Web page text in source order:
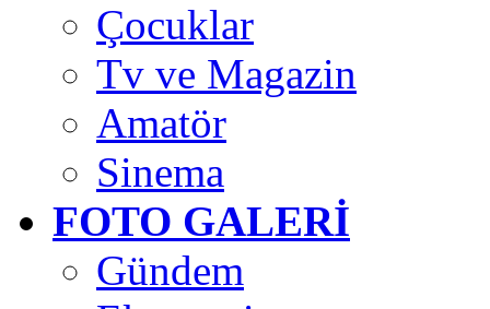
Çocuklar
Tv ve Magazin
Amatör
Sinema
FOTO GALERİ
Gündem